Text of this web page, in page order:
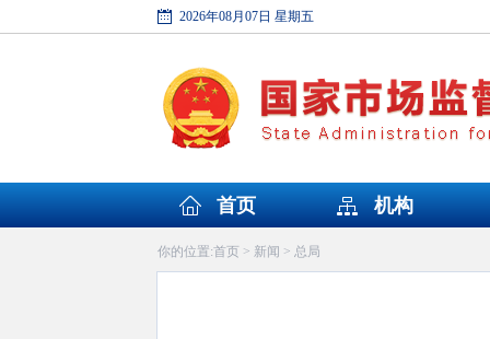
2026年08月07日 星期五
首页 机构
你的位置:首页> 新闻 > 总局